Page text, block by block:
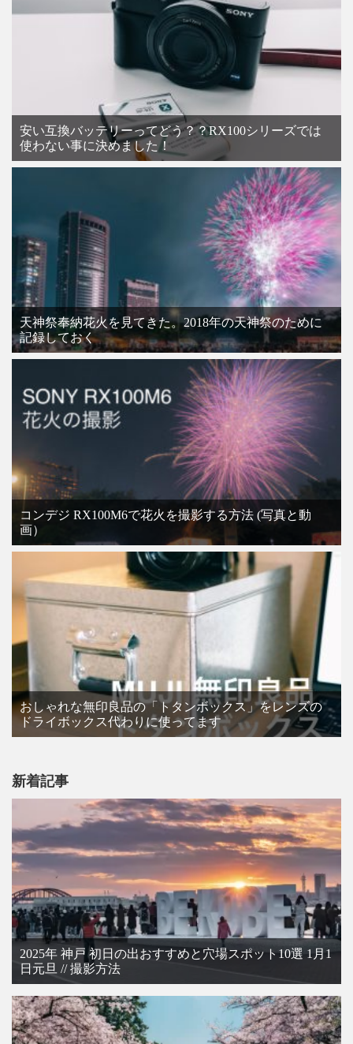
安い互換バッテリーってどう？？RX100シリーズでは
使わない事に決めました！
天神祭奉納花火を見てきた。2018年の天神祭のために
記録しておく
コンデジ RX100M6で花火を撮影する方法 (写真と動
画）
おしゃれな無印良品の「トタンボックス」をレンズの
ドライボックス代わりに使ってます
新着記事
2025年 神戸 初日の出おすすめと穴場スポット10選 1月1
日元旦 // 撮影方法